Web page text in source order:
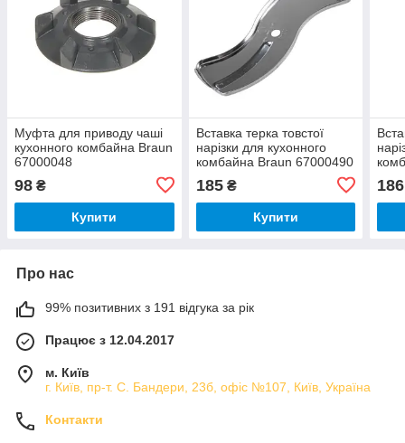
Муфта для приводу чаші
кухонного комбайна Braun
67000048
98 ₴
Купити
Вставка терка товстої
нарізки для кухонного
комбайна Braun 67000490
185₴
Купити
186
Про нас
99% позитивних з 191 відгука за рік
Працює з 12.04.2017
м. Київ
г. Київ, пр-т. С. Бандери, 23б, офіс №107, Київ, Україна
Контакти